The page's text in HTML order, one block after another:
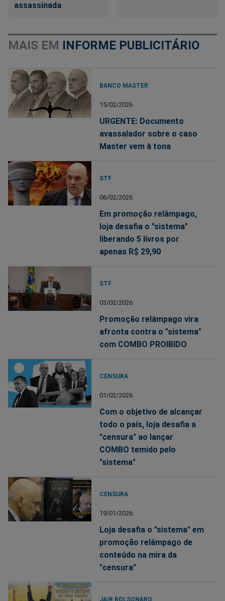
assassinada
MAIS EM INFORME PUBLICITÁRIO
BANCO MASTER
15/02/2026
URGENTE: Documento
avassalador sobre o caso
Master vem à tona
STF
06/02/2026
Em promoção relâmpago,
loja desafia o "sistema"
liberando 5 livros por
apenas R$ 29,90
STF
03/02/2026
Promoção relâmpago vira
afronta contra o "sistema"
com COMBO PROIBIDO
CENSURA
01/02/2026
Com o objetivo de alcançar
todo o país, loja desafia a
"censura" ao lançar
COMBO temido pelo
"sistema"
CENSURA
19/01/2026
Loja desafia o "sistema" em
promoção relâmpago de
conteúdo na mira da
"censura"
JAIR BOLSONARO